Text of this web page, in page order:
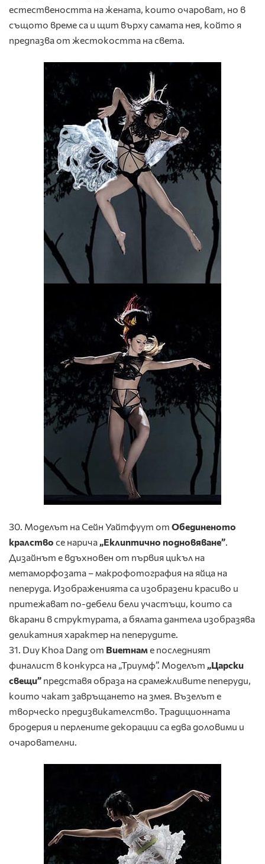
естествеността на жената, които очароват, но в
същото време са и щит върху самата нея, който я
предпазва от жестокостта на света.
30. Моделът на Сейн Уайтфуут от Обединеното
кралство се нарича „Еклиптично подновяване”.
Дизайнът е вдъхновен от първия цикъл на
метаморфозата – макрофотография на яйца на
пеперуда. Изображенията са изобразени красиво и
притежават по-дебели бели участъци, които са
вкарани в структурата, а бялата дантела изобразява
деликатния характер на пеперудите.
31. Duy Khoa Dang от Виетнаме последният
финалист в конкурса на „Триумф”. Моделът „Царски
свещи” представя образа на срамежливите пеперуди,
които чакат завръщането на змея. Възелът е
творческо предизвикателство. Традиционната
бродерия и перлените декорации са едва доловими и
очарователни.